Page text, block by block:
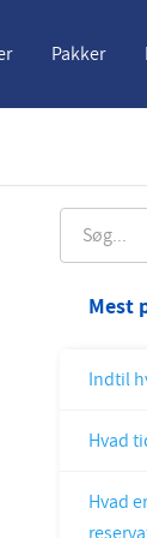
Pakker
Sweden
Mest
Indtil
Hvad
Hvad